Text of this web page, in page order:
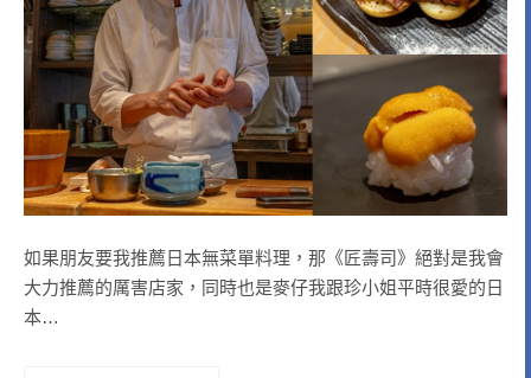
如果朋友要我推薦日本無菜單料理，那《匠壽司》絕對是我會
大力推薦的厲害店家，同時也是麥仔我跟珍小姐平時很愛的日
本…